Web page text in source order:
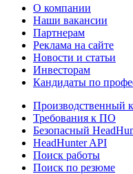
О компании
Наши вакансии
Партнерам
Реклама на сайте
Новости и статьи
Инвесторам
Кандидаты по
Производственный
Требования к ПО
Безопасный
HeadHunter API
Поиск работы
Поиск по резюме